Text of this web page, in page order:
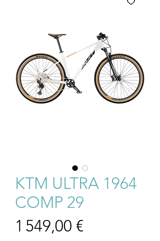
KTM ULTRA 1964
COMP 29
1 549,00 €